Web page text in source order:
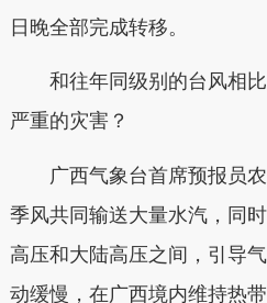
日晚全部完成转移。
和往年同级别的台风相
严重的灾害？
广西气象台首席预报员
季风共同输送大量水汽，同
高压和大陆高压之间，引导
动缓慢，在广西境内维持热